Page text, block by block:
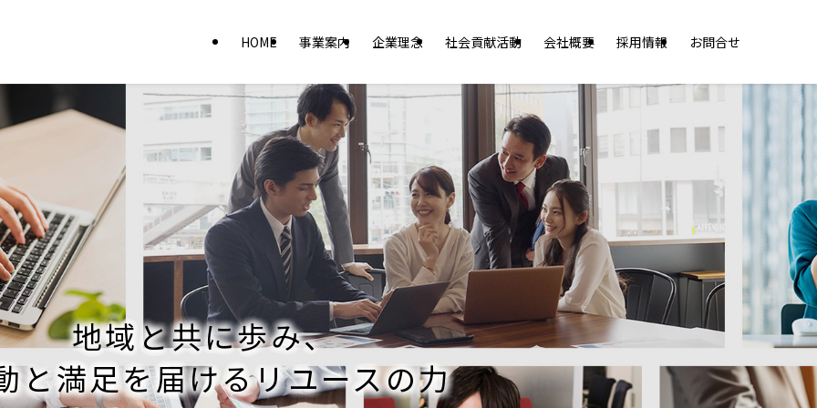
HOME 事業案内 企業理念 社会貢献活動 会社概要 採用情報 お問合せ
地域と共に歩み、
と満足を届けるリユースの力